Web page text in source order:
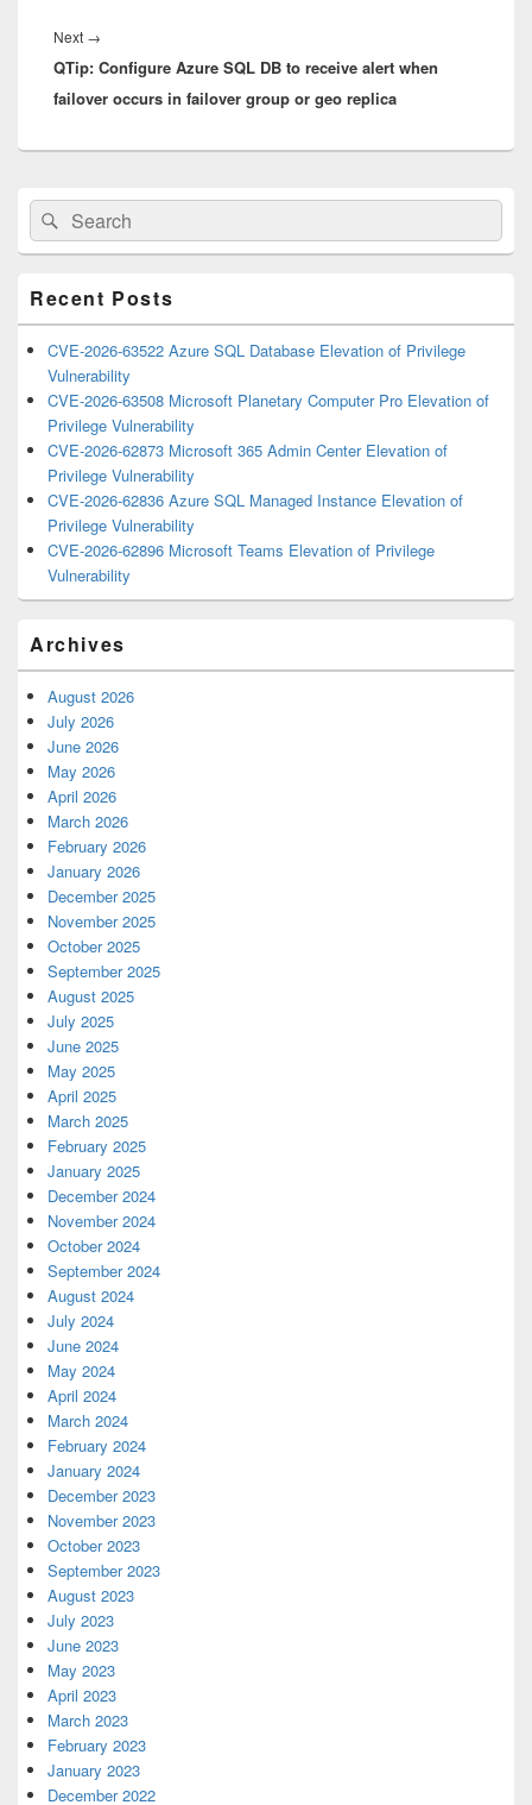
Next →
post:
QTip: Configure Azure SQL DB to receive alert when
failover occurs in failover group or geo replica
Primary
Sidebar
Widget
Area
Search
for:
Search
Recent Posts
CVE-2026-63522 Azure SQL Database Elevation of Privilege
Vulnerability
CVE-2026-63508 Microsoft Planetary Computer Pro Elevation of
Privilege Vulnerability
CVE-2026-62873 Microsoft 365 Admin Center Elevation of
Privilege Vulnerability
CVE-2026-62836 Azure SQL Managed Instance Elevation of
Privilege Vulnerability
CVE-2026-62896 Microsoft Teams Elevation of Privilege
Vulnerability
Archives
August 2026
July 2026
June 2026
May 2026
April 2026
March 2026
February 2026
January 2026
December 2025
November 2025
October 2025
September 2025
August 2025
July 2025
June 2025
May 2025
April 2025
March 2025
February 2025
January 2025
December 2024
November 2024
October 2024
September 2024
August 2024
July 2024
June 2024
May 2024
April 2024
March 2024
February 2024
January 2024
December 2023
November 2023
October 2023
September 2023
August 2023
July 2023
June 2023
May 2023
April 2023
March 2023
February 2023
January 2023
December 2022